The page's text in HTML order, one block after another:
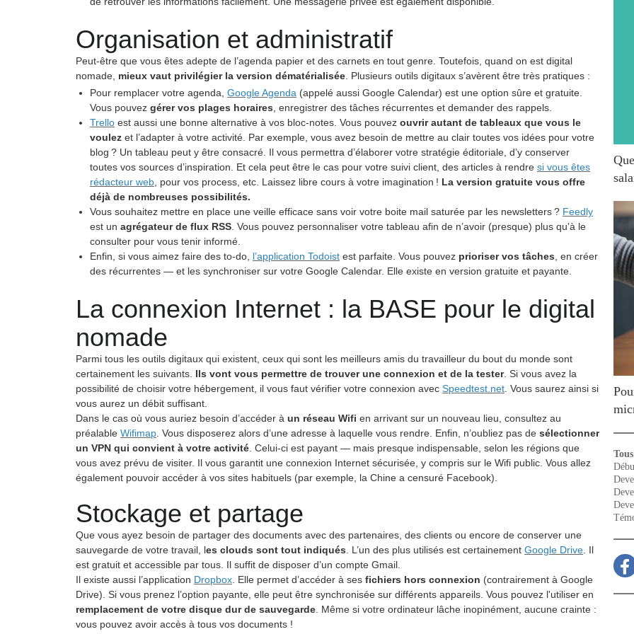
Organisation et administratif
Peut-être que vous êtes adepte de l’agenda papier et des carnets en tout genre. Toutefois, quand on est digital
nomade, mieux vaut privilégier la version dématérialisée . Plusieurs outils digitaux s’avèrent être très pratiques :
Pour remplacer votre agenda, Google Agenda (appelé aussi Google Calendar) est une option sûre et gratuite.
Vous pouvez gérer vos plages horaires , enregistrer des tâches récurrentes et demander des rappels.
Trello est aussi une bonne alternative à vos bloc-notes. Vous pouvez ouvrir autant de tableaux que vous le
voulez et l’adapter à votre activité. Par exemple, vous avez besoin de mettre au clair toutes vos idées pour votre
blog ? Un tableau peut y être consacré. Il vous permettra d’élaborer votre stratégie éditoriale, d’y conserver
toutes vos sources d’inspiration. Et cela peut être le cas pour votre suivi client, des articles à rendre si vous êtes
rédacteur web , pour vos process, etc. Laissez libre cours à votre imagination ! La version gratuite vous offre
déjà de nombreuses possibilités.
Vous souhaitez mettre en place une veille efficace sans voir votre boite mail saturée par les newsletters ? Feedly
est un agrégateur de flux RSS . Vous pouvez personnaliser votre tableau afin de n’avoir (presque) plus qu’à le
consulter pour vous tenir informé.
Enfin, si vous aimez faire des to-do, l’application Todoist est parfaite. Vous pouvez prioriser vos tâches , en créer
des récurrentes — et les synchroniser sur votre Google Calendar. Elle existe en version gratuite et payante.
La connexion Internet : la BASE pour le digital
nomade
Parmi tous les outils digitaux qui existent, ceux qui sont les meilleurs amis du travailleur du bout du monde sont
certainement les suivants. Ils vont vous permettre de trouver une connexion et de la tester. Si vous avez la
possibilité de choisir votre hébergement, il vous faut vérifier votre connexion avec Speedtest.net . Vous saurez ainsi si
vous aurez un débit suffisant.
Dans le cas où vous auriez besoin d’accéder à un réseau Wifi en arrivant sur un nouveau lieu, consultez au
préalable Wifimap . Vous disposerez alors d’une adresse à laquelle vous rendre. Enfin, n’oubliez pas de sélectionner
un VPN qui convient à votre activité . Celui-ci est payant — mais presque indispensable, selon les régions que
vous avez prévu de visiter. Il vous garantit une connexion Internet sécurisée, y compris sur le Wifi public. Vous allez
également pouvoir accéder à vos sites habituels (par exemple, la Chine a censuré Facebook).
Stockage et partage
Que vous ayez besoin de partager des documents avec des partenaires, des clients ou encore de conserver une
sauvegarde de votre travail, les clouds sont tout indiqués L’un des plus utilisés est certainement Google Drive . Il
est gratuit et accessible par tous. Il suffit de disposer d’un compte Gmail.
Il existe aussi l’application Dropbox . Elle permet d’accéder à ses fichiers hors connexion (contrairement à Google
Drive). Si vous prenez l’option payante, elle peut être synchronisée sur différents appareils. Vous pouvez l'utiliser en
remplacement de votre disque dur de sauvegarde . Même si votre ordinateur lâche inopinément, aucune crainte :
vous pouvez avoir accès à tous vos documents !